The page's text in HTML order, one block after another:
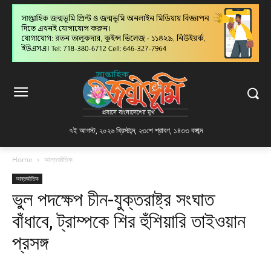
৭ই আগস্ট, ২০২৬ খ্রিস্টাব্দ, ২৩শে শ্রাবণ, ১৪৩৩ বঙ্গাব্দ
Home আন্তর্জাতিক
আন্তর্জাতিক
ভুল পদক্ষেপ চীন-যুক্তরাষ্ট্র সংঘাত
বাঁধাবে, ট্রাম্পকে শির হুঁশিয়ারি তাইওয়ান
প্রসঙ্গ